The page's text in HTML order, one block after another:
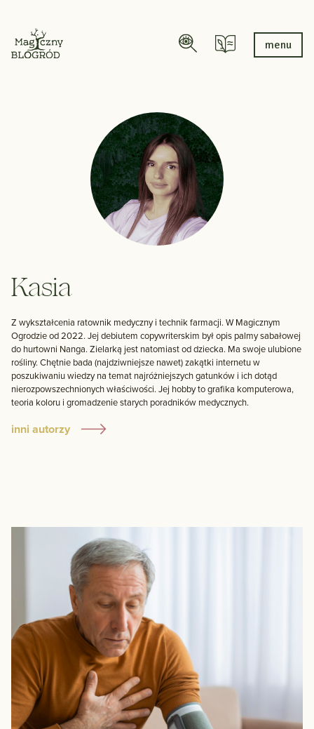
menu
Kasia
Z wykształcenia ratownik medyczny i technik farmacji. W Magicznym
Ogrodzie od 2022. Jej debiutem copywriterskim był opis palmy sabałowej
do hurtowni Nanga. Zielarką jest natomiast od dziecka. Ma swoje ulubione
rośliny. Chętnie bada (najdziwniejsze nawet) zakątki internetu w
poszukiwaniu wiedzy na temat najróżniejszych gatunków i ich dotąd
nierozpowszechnionych właściwości. Jej hobby to grafika komputerowa,
teoria koloru i gromadzenie starych poradników medycznych.
inni autorzy